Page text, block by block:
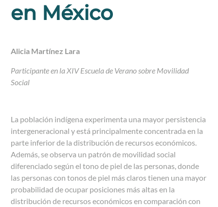
en México
Alicia Martínez Lara
Participante en la XIV Escuela de Verano sobre Movilidad
Social
La población indígena experimenta una mayor persistencia
intergeneracional y está principalmente concentrada en la
parte inferior de la distribución de recursos económicos.
Además, se observa un patrón de movilidad social
diferenciado según el tono de piel de las personas, donde
las personas con tonos de piel más claros tienen una mayor
probabilidad de ocupar posiciones más altas en la
distribución de recursos económicos en comparación con